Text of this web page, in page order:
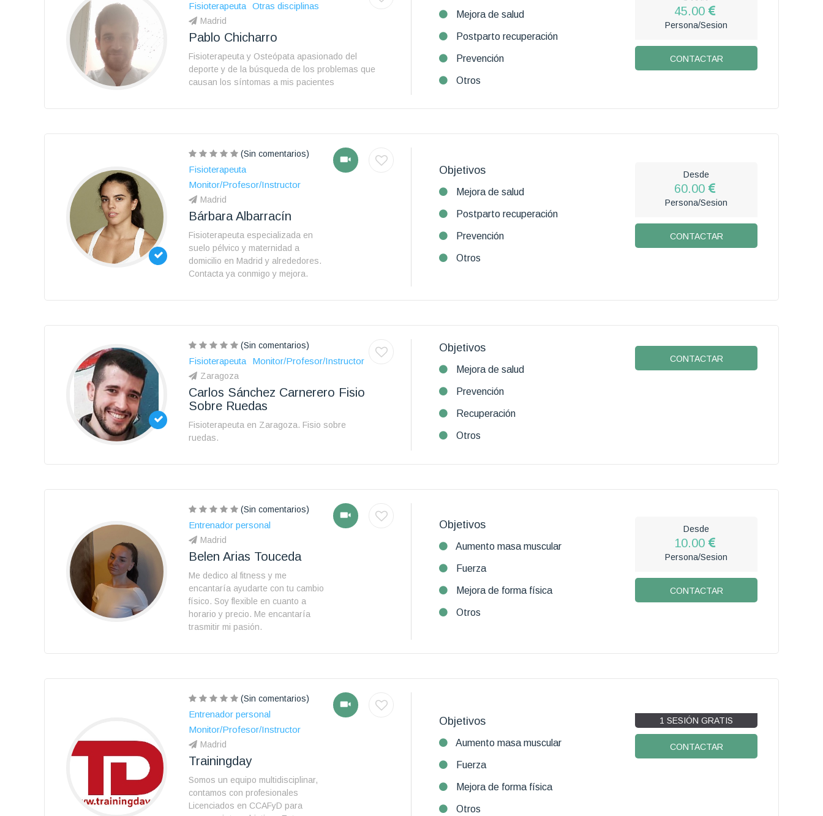
Fisioterapeuta Otras disciplinas
Madrid
Pablo Chicharro
Fisioterapeuta y Osteópata apasionado del
deporte y de la búsqueda de los problemas que
causan los síntomas a mis pacientes
Mejora de salud
Postparto recuperación
Prevención
Otros
45.00
Persona/Sesion
CONTACTAR
(Sin comentarios)
Fisioterapeuta
Monitor/Profesor/Instructor
Madrid
Bárbara Albarracín
Fisioterapeuta especializada en
suelo pélvico y maternidad a
domicilio en Madrid y alrededores.
Contacta ya conmigo y mejora.
Objetivos
Mejora de salud
Postparto recuperación
Prevención
Otros
Desde
60.00
Persona/Sesion
CONTACTAR
(Sin comentarios)
Fisioterapeuta Monitor/Profesor/Instructor
Zaragoza
Carlos Sánchez Carnerero Fisio
Sobre Ruedas
Fisioterapeuta en Zaragoza. Fisio sobre
ruedas.
Objetivos
Mejora de salud
Prevención
Recuperación
Otros
CONTACTAR
(Sin comentarios)
Entrenador personal
Madrid
Belen Arias Touceda
Me dedico al fitness y me
encantaría ayudarte con tu cambio
físico. Soy flexible en cuanto a
horario y precio. Me encantaría
trasmitir mi pasión.
Objetivos
Aumento masa muscular
Fuerza
Mejora de forma física
Otros
Desde
10.00
Persona/Sesion
CONTACTAR
(Sin comentarios)
Entrenador personal
Monitor/Profesor/Instructor
Madrid
Trainingday
Somos un equipo multidisciplinar,
contamos con profesionales
Licenciados en CCAFyD para
Objetivos
Aumento masa muscular
Fuerza
Mejora de forma física
Otros
1 SESIÓN GRATIS
CONTACTAR